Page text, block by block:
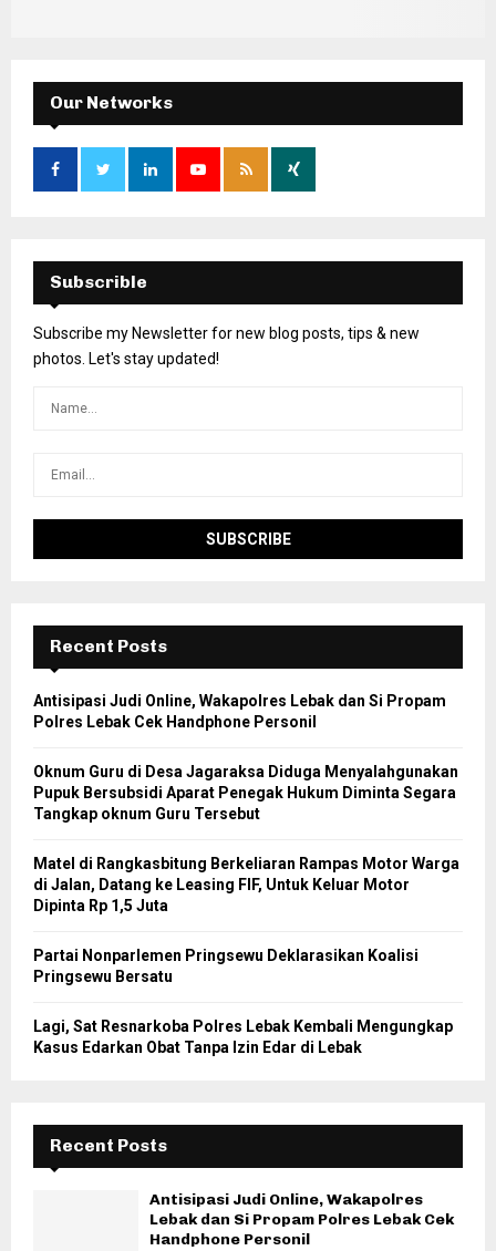
Our Networks
Subscrible
Subscribe my Newsletter for new blog posts, tips & new
photos. Let's stay updated!
Recent Posts
Antisipasi Judi Online, Wakapolres Lebak dan Si Propam
Polres Lebak Cek Handphone Personil
Oknum Guru di Desa Jagaraksa Diduga Menyalahgunakan
Pupuk Bersubsidi Aparat Penegak Hukum Diminta Segara
Tangkap oknum Guru Tersebut
Matel di Rangkasbitung Berkeliaran Rampas Motor Warga
di Jalan, Datang ke Leasing FIF, Untuk Keluar Motor
Dipinta Rp 1,5 Juta
Partai Nonparlemen Pringsewu Deklarasikan Koalisi
Pringsewu Bersatu
Lagi, Sat Resnarkoba Polres Lebak Kembali Mengungkap
Kasus Edarkan Obat Tanpa Izin Edar di Lebak
Recent Posts
Antisipasi Judi Online, Wakapolres
Lebak dan Si Propam Polres Lebak Cek
Handphone Personil